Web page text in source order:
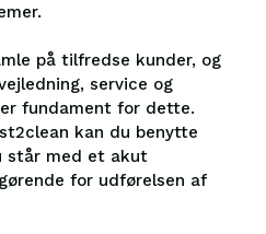
på tilfredse kunder, og
service og
fundament for dette.
kan du benytte
står med et akut
for udførelsen af